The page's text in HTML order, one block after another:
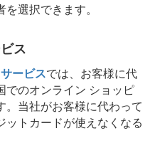
選択できます。
ス
ービスでは、お客様に代
でのオンライン ショッピ
。当社がお客様に代わって
ットカードが使えなくなる